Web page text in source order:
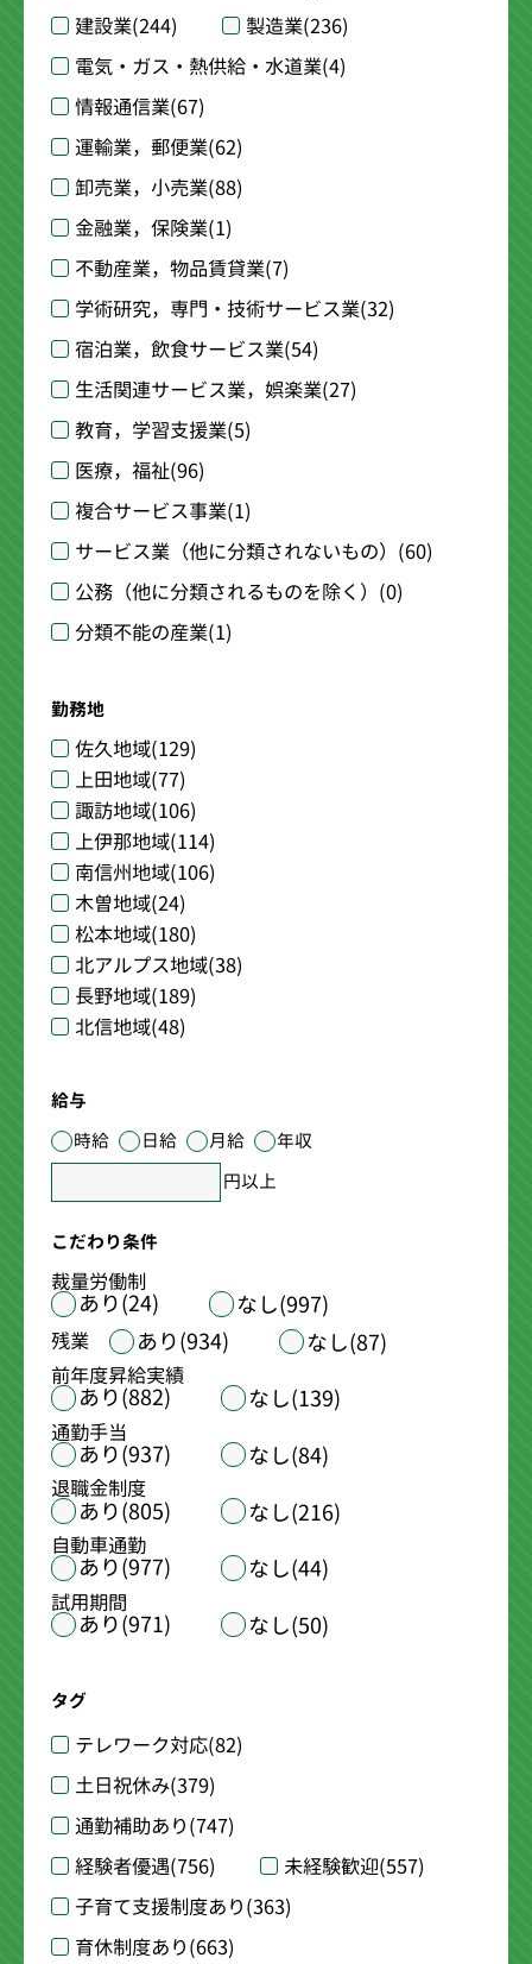
建設業(244) 製造業(236)
電気・ガス・熱供給・水道業(4)
情報通信業(67)
運輸業，郵便業(62)
卸売業，小売業(88)
金融業，保険業(1)
不動産業，物品賃貸業(7)
学術研究，専門・技術サービス業(32)
宿泊業，飲食サービス業(54)
生活関連サービス業，娯楽業(27)
教育，学習支援業(5)
医療，福祉(96)
複合サービス事業(1)
サービス業（他に分類されないもの） (60)
公務（他に分類されるものを除く） (0)
分類不能の産業(1)
勤務地
佐久地域(129)
上田地域(77)
諏訪地域(106)
上伊那地域(114)
南信州地域(106)
木曽地域(24)
松本地域(180)
北アルプス地域(38)
長野地域(189)
北信地域(48)
給与
時給
日給 月給
年収
円以上
こだわり条件
裁量労働制
あり(24) なし(997)
残業 あり(934) なし(87)
前年度昇給実績
あり(882) なし(139)
通勤手当
あり(937) なし(84)
退職金制度
あり(805) なし(216)
自動車通勤
あり(977) なし(44)
試用期間
あり(971) なし(50)
タグ
テレワーク対応(82)
土日祝休み(379)
通勤補助あり(747)
経験者優遇(756) 未経験歓迎(557)
子育て支援制度あり(363)
育休制度あり(663)